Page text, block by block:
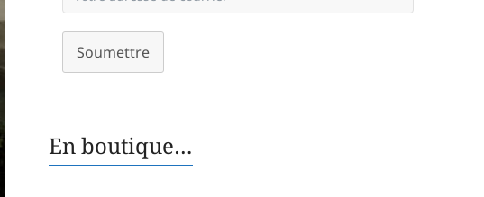
Soumettre
En boutique…